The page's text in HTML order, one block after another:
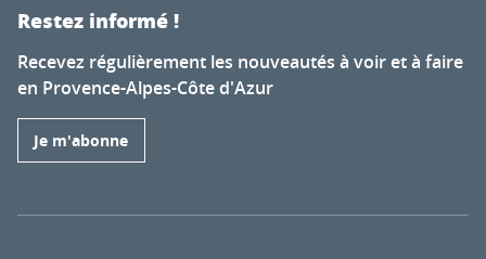
Restez informé !
Recevez régulièrement les nouveautés à voir et à faire
en Provence-Alpes-Côte d'Azur
Je m'abonne